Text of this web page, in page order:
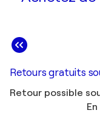
Retours gratuits
Retour possible